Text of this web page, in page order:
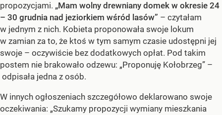
propozycjami. „Mam wolny drewniany domek w okresie 24
– 30 grudnia nad jeziorkiem wśród lasów” – czytałam
w jednym z nich. Kobieta proponowała swoje lokum
w zamian za to, że ktoś w tym samym czasie udostępni jej
swoje – oczywiście bez dodatkowych opłat. Pod takim
postem nie brakowało odzewu: „Proponuję Kołobrzeg” –
odpisała jedna z osób.
W innych ogłoszeniach szczegółowo deklarowano swoje
oczekiwania: „Szukamy propozycji wymiany mieszkania